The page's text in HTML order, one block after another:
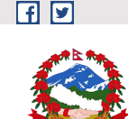
Skip to main content